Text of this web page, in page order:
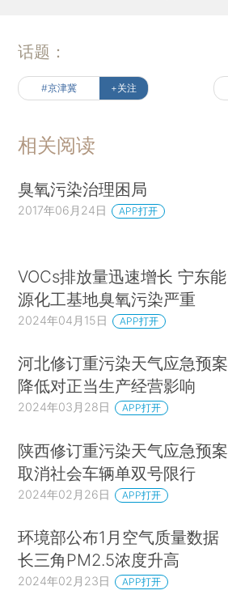
话题：
#京津冀 +关注
相关阅读
臭氧污染治理困局
2017年06月24日 APP打开
VOCs排放量迅速增长 宁东能
源化工基地臭氧污染严重
2024年04月15日 APP打开
河北修订重污染天气应急预案
降低对正当生产经营影响
2024年03月28日 APP打开
陕西修订重污染天气应急预案
取消社会车辆单双号限行
2024年02月26日 APP打开
环境部公布1月空气质量数据
长三角PM2.5浓度升高
2024年02月23日 APP打开